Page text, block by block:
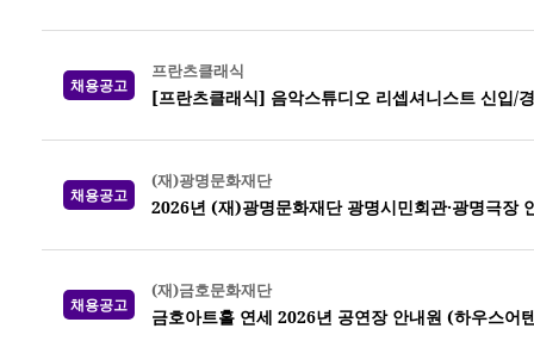
채용공고
프란츠클래식
[프란츠클래식] 음악스튜디오 리셉셔니스트 신입/
채용공고
(재)광명문화재단
2026년 (재)광명문화재단 광명시민회관·광명극장
채용공고
(재)금호문화재단
금호아트홀 연세 2026년 공연장 안내원 (하우스어